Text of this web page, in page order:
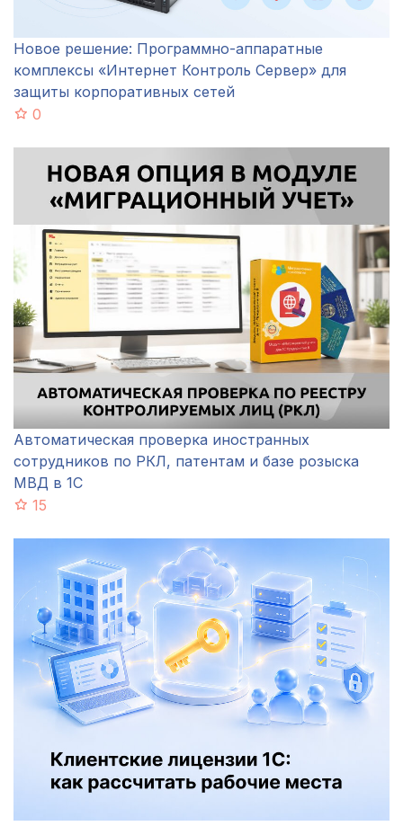
Новое решение: Программно-аппаратные
комплексы «Интернет Контроль Сервер» для
защиты корпоративных сетей
0
Автоматическая проверка иностранных
сотрудников по РКЛ, патентам и базе розыска
МВД в 1С
15